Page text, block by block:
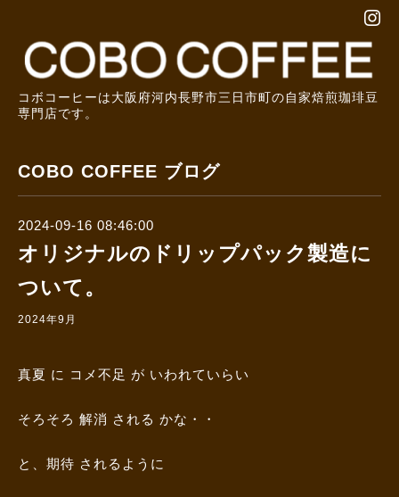
コボコーヒーは大阪府河内長野市三日市町の自家焙煎珈琲豆
専門店です。
COBO COFFEE ブログ
2024-09-16 08:46:00
オリジナルのドリップパック製造に
ついて。
2024年9月
真夏 に コメ不足 が いわれていらい
そろそろ 解消 される かな・・
と、期待 されるように